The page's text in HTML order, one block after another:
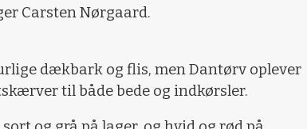
Carsten Nørgaard.
dækbark og flis, men Dantørv oplever
til både bede og indkørsler.